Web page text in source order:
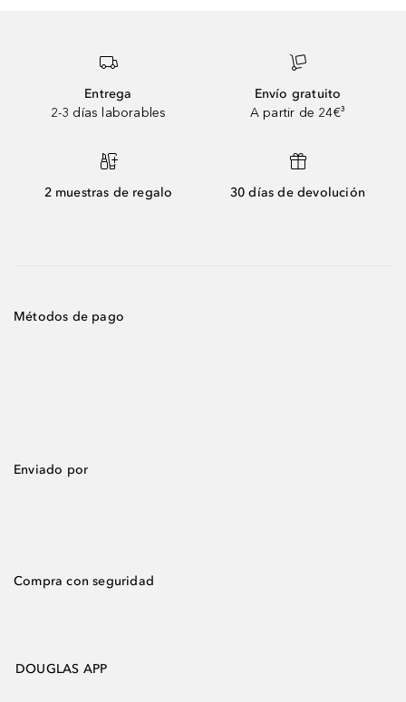
Entrega
2-3 días laborables
Envío gratuito
A partir de 24€³
2 muestras de regalo 30 días de devolución
Métodos de pago
Enviado por
Compra con seguridad
DOUGLAS APP